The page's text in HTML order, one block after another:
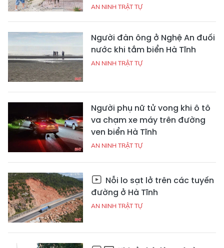
AN NINH TRẬT TỰ
Người đàn ông ở Nghệ An đuối
nước khi tắm biển Hà Tĩnh
AN NINH TRẬT TỰ
Người phụ nữ tử vong khi ô tô
va chạm xe máy trên đường
ven biển Hà Tĩnh
AN NINH TRẬT TỰ
Nỗi lo sạt lở trên các tuyến
đường ở Hà Tĩnh
AN NINH TRẬT TỰ